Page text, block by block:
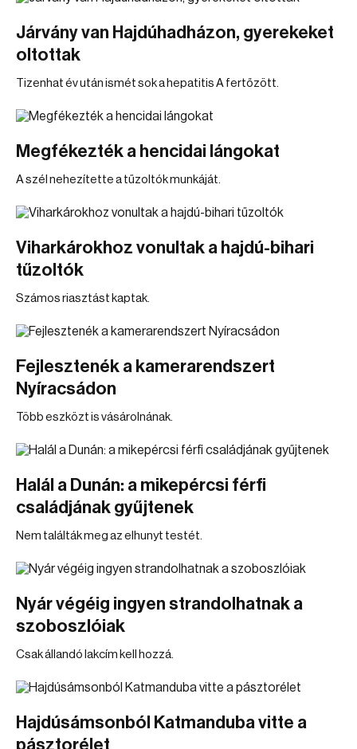
Járvány van Hajdúhadházon, gyerekeket
oltottak
Tizenhat év után ismét sok a hepatitis A fertőzött.
Megfékezték a hencidai lángokat
A szél nehezítette a tűzoltók munkáját.
Viharkárokhoz vonultak a hajdú-bihari
tűzoltók
Számos riasztást kaptak.
Fejlesztenék a kamerarendszert
Nyíracsádon
Több eszközt is vásárolnának.
Halál a Dunán: a mikepércsi férfi
családjának gyűjtenek
Nem találták meg az elhunyt testét.
Nyár végéig ingyen strandolhatnak a
szoboszlóiak
Csak állandó lakcím kell hozzá.
Hajdúsámsonból Katmanduba vitte a
pásztorélet